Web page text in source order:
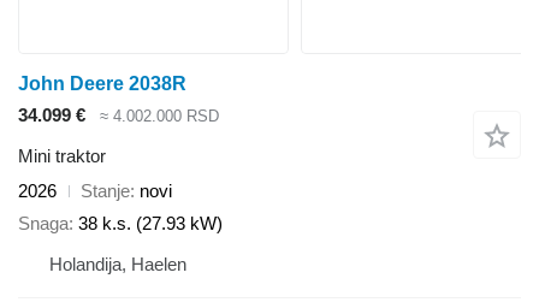
John Deere 2038R
34.099 €
≈ 4.002.000 RSD
Mini traktor
2026
Stanje novi
Snaga 38 k.s. (27.93 kW)
Holandija, Haelen